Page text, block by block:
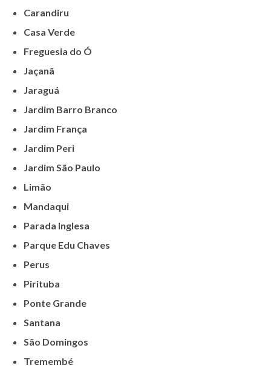
Carandiru
Casa Verde
Freguesia do Ó
Jaçanã
Jaraguá
Jardim Barro Branco
Jardim França
Jardim Peri
Jardim São Paulo
Limão
Mandaqui
Parada Inglesa
Parque Edu Chaves
Perus
Pirituba
Ponte Grande
Santana
São Domingos
Tremembé